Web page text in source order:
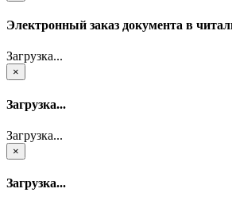
Электронный заказ документа в
Загрузка...
×
Загрузка...
Загрузка...
×
Загрузка...